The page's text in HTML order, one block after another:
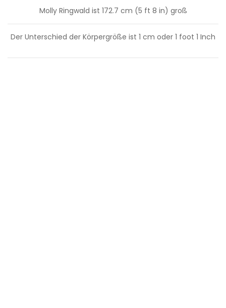
Molly Ringwald ist 172.7 cm (5 ft 8 in) groß
Der Unterschied der Körpergröße ist 1 cm oder 1 foot 1 Inch